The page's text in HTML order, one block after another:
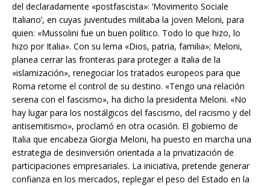
del declaradamente «postfascista»: ‘Movimento Sociale
Italiano’, en cuyas juventudes militaba la joven Meloni, para
quien: «Mussolini fue un buen político. Todo lo que hizo, lo
hizo por Italia». Con su lema «Dios, patria, familia»; Meloni,
planea cerrar las fronteras para proteger a Italia de la
«islamización», renegociar los tratados europeos para que
Roma retome el control de su destino. «Tengo una relación
serena con el fascismo», ha dicho la presidenta Meloni. «No
hay lugar para los nostálgicos del fascismo, del racismo y del
antisemitismo», proclamó en otra ocasión. El gobierno de
Italia que encabeza Giorgia Meloni, ha puesto en marcha una
estrategia de desinversión orientada a la privatización de
participaciones empresariales. La iniciativa, pretende generar
confianza en los mercados, replegar el peso del Estado en la